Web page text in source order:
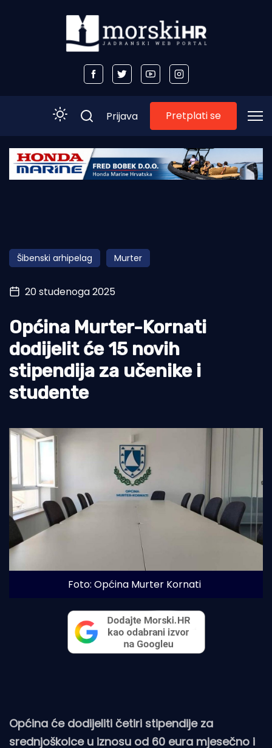
Početna
Obala
Otoci
Turizam i nautika
Pomorstvo
Ribolov
Ekologija
Tradicija i kultura
Prijava Pretplati se
Šibenski arhipelag Murter
20 studenoga 2025
Općina Murter-Kornati
dodijelit će 15 novih
stipendija za učenike i
studente
Foto: Općina Murter Kornati
Općina će dodijeliti četiri stipendije za
srednjoškolce u iznosu od 60 eura mjesečno i